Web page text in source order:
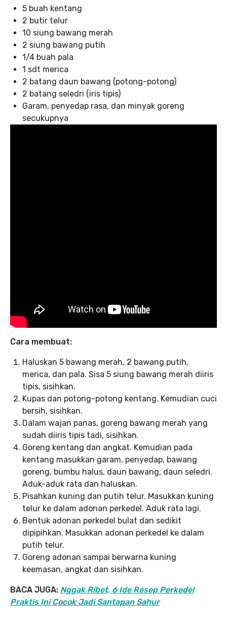
5 buah kentang
2 butir telur
10 siung bawang merah
2 siung bawang putih
1/4 buah pala
1 sdt merica
2 batang daun bawang (potong-potong)
2 batang seledri (iris tipis)
Garam, penyedap rasa, dan minyak goreng
secukupnya
Cara membuat:
Haluskan 5 bawang merah, 2 bawang putih,
merica, dan pala. Sisa 5 siung bawang merah diiris
tipis, sisihkan.
Kupas dan potong-potong kentang. Kemudian cuci
bersih, sisihkan.
Dalam wajan panas, goreng bawang merah yang
sudah diiris tipis tadi, sisihkan.
Goreng kentang dan angkat. Kemudian pada
kentang masukkan garam, penyedap, bawang
goreng, bumbu halus, daun bawang, daun seledri.
Aduk-aduk rata dan haluskan.
Pisahkan kuning dan putih telur. Masukkan kuning
telur ke dalam adonan perkedel. Aduk rata lagi.
Bentuk adonan perkedel bulat dan sedikit
dipipihkan. Masukkan adonan perkedel ke dalam
putih telur.
Goreng adonan sampai berwarna kuning
keemasan, angkat dan sisihkan.
BACA JUGA: Nggak Ribet, 6 Ide Resep Perkedel
Praktis Ini Cocok Jadi Santapan Sahur